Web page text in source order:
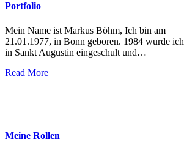
Portfolio
Mein Name ist Markus Böhm, Ich bin am
21.01.1977, in Bonn geboren. 1984 wurde ich
in Sankt Augustin eingeschult und…
Read More
Meine Rollen